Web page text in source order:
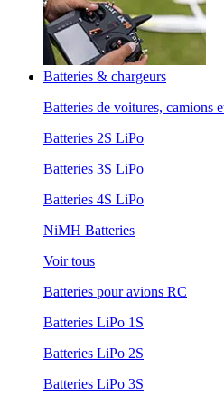
Batteries & chargeurs
Batteries de voitures, camions
Batteries 2S LiPo
Batteries 3S LiPo
Batteries 4S LiPo
NiMH Batteries
Voir tous
Batteries pour avions RC
Batteries LiPo 1S
Batteries LiPo 2S
Batteries LiPo 3S